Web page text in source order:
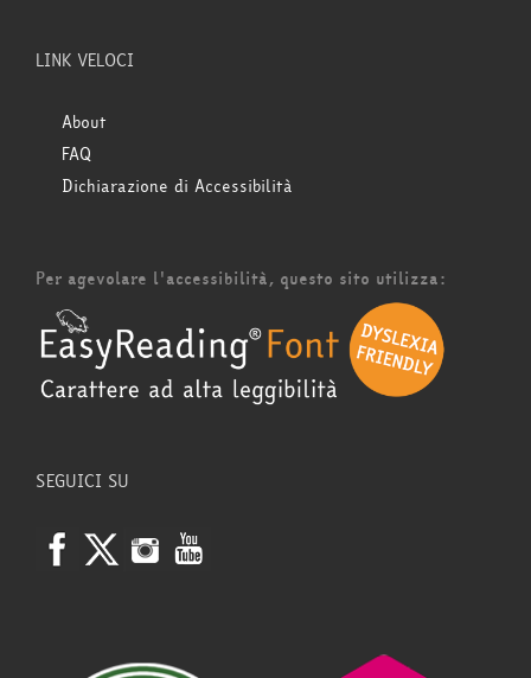
LINK VELOCI
About
FAQ
Dichiarazione di Accessibilità
Per agevolare l'accessibilità, questo sito utilizza:
SEGUICI SU